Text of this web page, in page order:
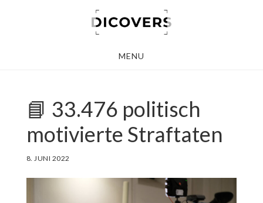
MENU
📘 33.476 politisch
motivierte Straftaten
8. JUNI 2022